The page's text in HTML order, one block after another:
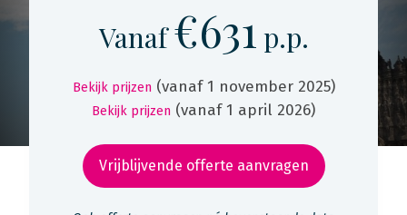
Vanaf€631 p.p.
Bekijk prijzen (vanaf 1 november 2025)
Bekijk prijzen (vanaf 1 april 2026)
Vrijblijvende offerte aanvragen